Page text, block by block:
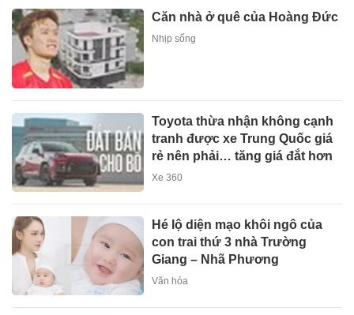
Căn nhà ở quê của Hoàng Đức
Nhịp sống
Toyota thừa nhận không cạnh
tranh được xe Trung Quốc giá
rẻ nên phải… tăng giá đắt hơn
Xe 360
Hé lộ diện mạo khôi ngô của
con trai thứ 3 nhà Trường
Giang – Nhã Phương
Văn hóa